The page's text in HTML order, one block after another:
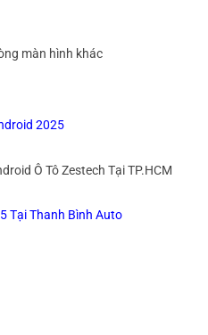
màn hình khác
2025
Ô Tô Zestech Tại TP.HCM
Tại Thanh Bình Auto